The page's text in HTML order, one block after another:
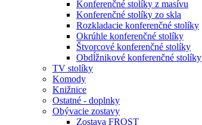
Konferenčné stolíky z masívu
Konferenčné stolíky zo skla
Rozkladacie konferenčné stolíky
Okrúhle konferenčné stolíky
Štvorcové konferenčné stolíky
Obdĺžnikové konferenčné stolíky
TV stolíky
Komody
Knižnice
Ostatné - doplnky
Obývacie zostavy
Zostava FROST